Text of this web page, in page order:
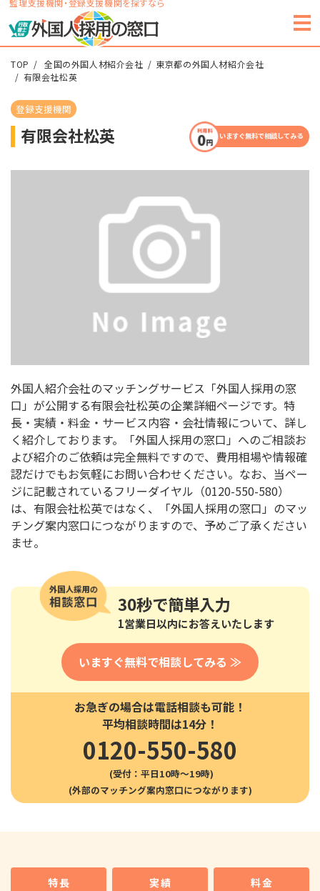
監理支援機関・登録支援機関を探すなら
TOP 全国の外国人材紹介会社
東京都の外国人材紹介会社
有限会社松英
登録支援機関
有限会社松英 いますぐ無料で相談してみる
外国人紹介会社のマッチングサービス「外国人採用の窓
口」が公開する有限会社松英の企業詳細ページです。特
長・実績・料金・サービス内容・会社情報について、詳し
く紹介しております。「外国人採用の窓口」へのご相談お
よび紹介のご依頼は完全無料ですので、費用相場や情報確
認だけでもお気軽にお問い合わせください。なお、当ペー
ジに記載されているフリーダイヤル（0120-550-580）
は、有限会社松英ではなく、「外国人採用の窓口」のマッ
チング案内窓口につながりますので、予めご了承ください
ませ。
30秒で簡単入力
1営業日以内にお答えいたします
いますぐ無料で相談してみる ≫
お急ぎの場合は電話相談も可能！
平均相談時間は14分！
0120-550-580
(受付：平日10時〜19時)
特長 実績 料金